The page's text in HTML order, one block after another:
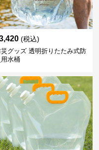
(税込)
災グッズ 透明折りたたみ式防
用水桶